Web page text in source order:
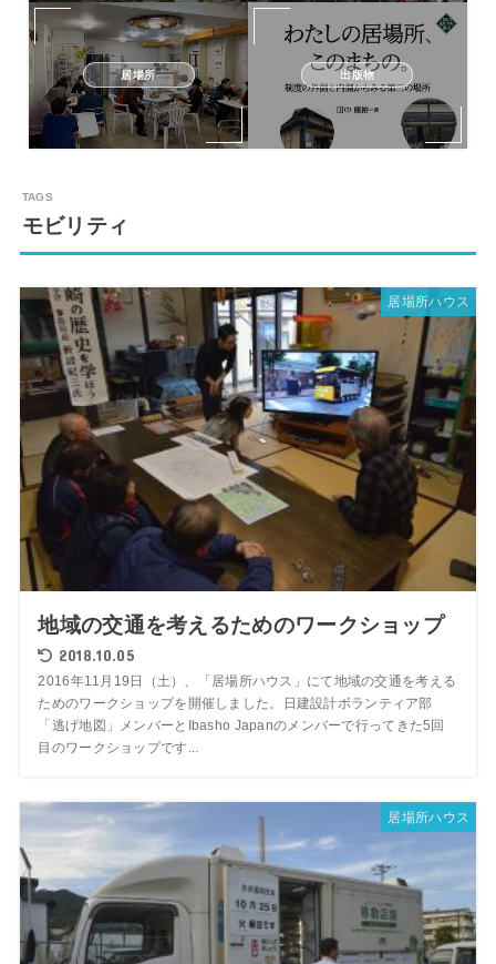
居場所 出版物
モビリティ
居場所ハウス
地域の交通を考えるためのワークショップ
2018.10.05
2016年11月19日（土）、「居場所ハウス」にて地域の交通を考える
ためのワークショップを開催しました。日建設計ボランティア部
「逃げ地図」メンバーとIbasho Japanのメンバーで行ってきた5回
目のワークショップです...
居場所ハウス